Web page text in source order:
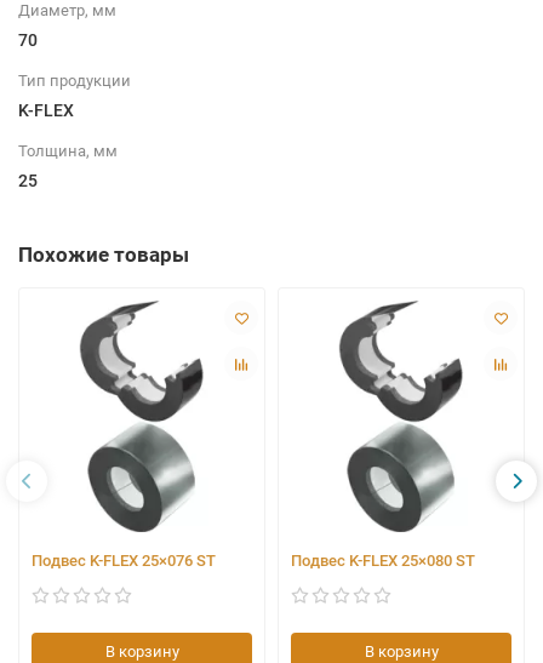
Диаметр, мм
70
Тип продукции
K-FLEX
Толщина, мм
25
Похожие товары
Подвес K-FLEX 25×076 ST
В корзину
Подвес K-FLEX 25×080 ST
В корзину